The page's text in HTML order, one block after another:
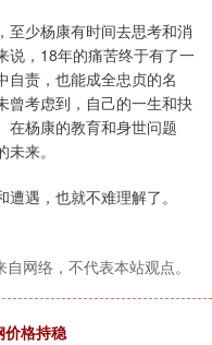
至少杨康有时间去思考和消
说，18年的痛苦终于有了一
自责，也能成全忠贞的名
曾考虑到，自己的一生和抉
在杨康的教育和身世问题
来。
遇，也就不难理解了。
网络，不代表本站观点。
价格持稳